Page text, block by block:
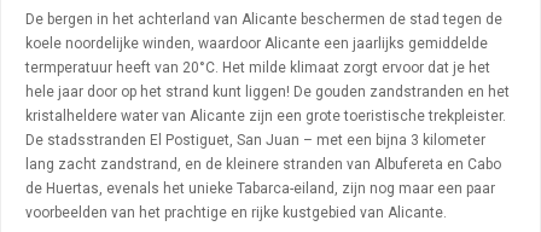
De bergen in het achterland van Alicante beschermen de stad tegen de
koele noordelijke winden, waardoor Alicante een jaarlijks gemiddelde
termperatuur heeft van 20°C. Het milde klimaat zorgt ervoor dat je het
hele jaar door op het strand kunt liggen! De gouden zandstranden en het
kristalheldere water van Alicante zijn een grote toeristische trekpleister.
De stadsstranden El Postiguet, San Juan – met een bijna 3 kilometer
lang zacht zandstrand, en de kleinere stranden van Albufereta en Cabo
de Huertas, evenals het unieke Tabarca-eiland, zijn nog maar een paar
voorbeelden van het prachtige en rijke kustgebied van Alicante.